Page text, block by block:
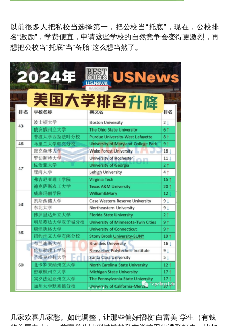
以前很多人把私校当选择第一，把公校当“托底”，现在，公校排
名“激励”，学费便宜，申请这些学校的自然竞争会变得更激烈，再
想把公校当“托底”当“备胎”这么想当然了。
几家欢喜几家愁。如此调整，让那些偏好招收“白富美”学生（有钱